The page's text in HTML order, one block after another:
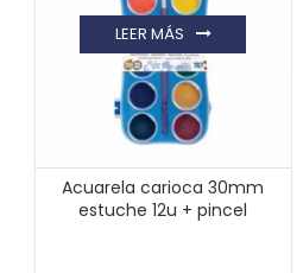
Acuarela carioca 30mm
estuche 12u + pincel
LEER MÁS